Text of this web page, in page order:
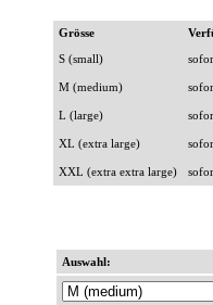
Grösse
S (small)
M (medium)
L (large)
XL (extra large)
XXL (extra extra large)
Auswahl: